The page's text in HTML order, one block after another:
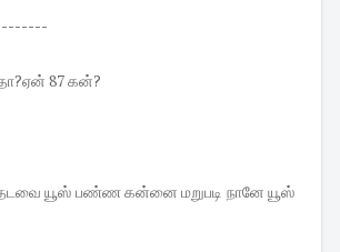
87 கன்?
யூஸ் பண்ண கன்னை மறுபடி நானே யூஸ்